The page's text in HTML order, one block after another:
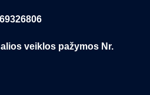
veiklos pažymos Nr.